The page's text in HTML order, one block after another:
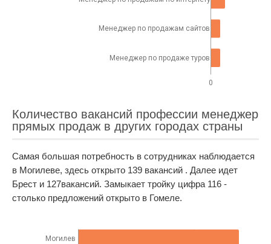
0
Менеджер по продажам сайтов
Менеджер по продаже туров
Количество вакансий профессии менеджер
прямых продаж в других городах страны
Самая большая потребность в сотрудниках наблюдается
в Могилеве, здесь открыто 139 вакансий . Далее идет
Брест и 127вакансий. Замыкает тройку цифра 116 -
столько предложений открыто в Гомеле.
Могилев